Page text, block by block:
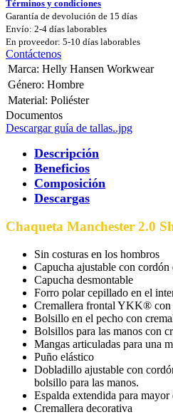
Términos y condiciones
Garantía de devolución de 15 días
Envío: 2-4 días laborables
En proveedor: 5-10 días laborables
Contáctenos
Marca: Helly Hansen Workwear
Género: Hombre
Material: Poliéster
Documentos
Descargar guía de tallas..jpg
Descripción
Beneficios
Composición
Descargas
Chaqueta Manchester 2.0
Sin costuras en los hombros
Capucha ajustable con cordón
Capucha desmontable
Forro polar cepillado en el
Cremallera frontal YKK® con
Bolsillo en el pecho con
Bolsillos para las manos con
Mangas articuladas para una
Puño elástico
Dobladillo ajustable con
bolsillo para las manos.
Espalda extendida para mayor
Cremallera decorativa